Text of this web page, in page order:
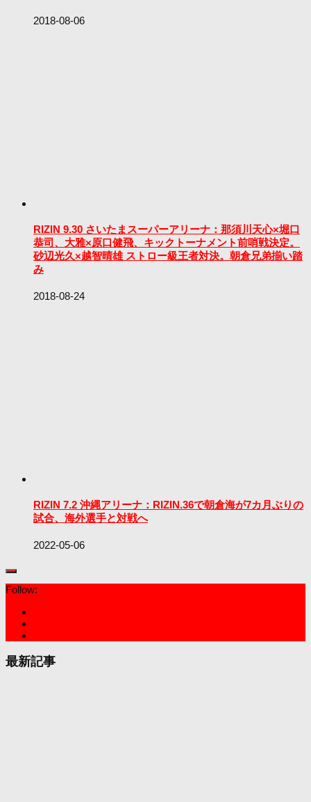
2018-08-06
RIZIN 9.30 さいたまスーパーアリーナ：那須川天心×堀口
恭司、大雅×原口健飛、キックトーナメント前哨戦決定。
砂辺光久×越智晴雄 ストロー級王者対決。朝倉兄弟揃い踏
み
2018-08-24
RIZIN 7.2 沖縄アリーナ：RIZIN.36で朝倉海が7カ月ぶりの
試合、海外選手と対戦へ
2022-05-06
Follow:
最新記事